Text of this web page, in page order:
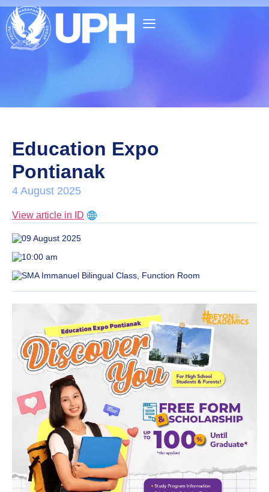
Education Expo
Pontianak
4 August 2025
View article in ID
09 August 2025
10:00 am
SMA Immanuel Bilingual Class, Function Room